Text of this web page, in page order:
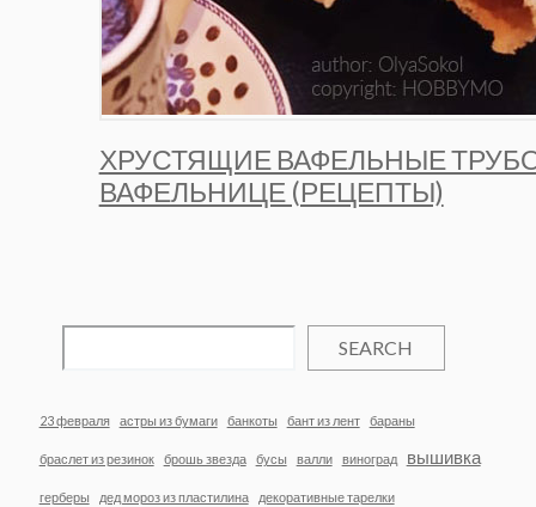
ХРУСТЯЩИЕ ВАФЕЛЬНЫЕ
ВАФЕЛЬНИЦЕ (РЕЦЕПТЫ)
SEARCH
23 февраля астры из бумаги банкоты бант из лент бараны
браслет из резинок брошь звезда бусы валли виноград вышивка
герберы дед мороз из пластилина декоративные тарелки